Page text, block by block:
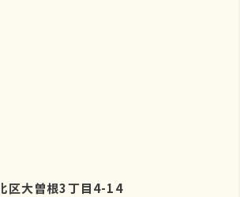
区大曽根3丁目4-14